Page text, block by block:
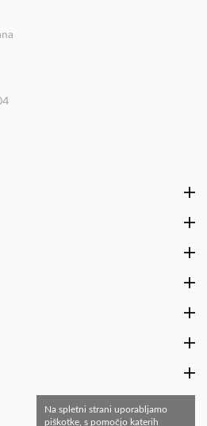
Na spletni strani uporabljamo
piškotke, s pomočjo katerih